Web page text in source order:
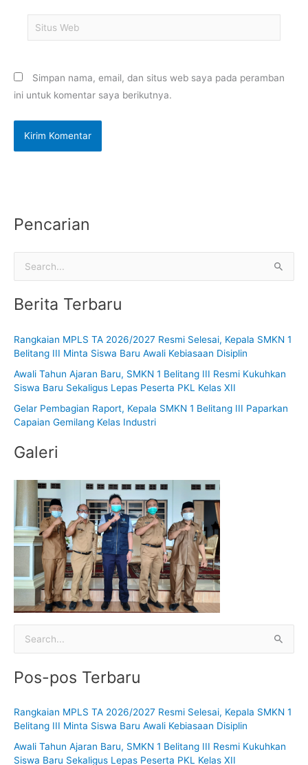
Situs
Web
Simpan nama, email, dan situs web saya pada peramban
ini untuk komentar saya berikutnya.
Pencarian
u
t
k
Berita Terbaru
Rangkaian MPLS TA 2026/2027 Resmi Selesai, Kepala SMKN 1
Belitang III Minta Siswa Baru Awali Kebiasaan Disiplin
Awali Tahun Ajaran Baru, SMKN 1 Belitang III Resmi Kukuhkan
Siswa Baru Sekaligus Lepas Peserta PKL Kelas XII
Gelar Pembagian Raport, Kepala SMKN 1 Belitang III Paparkan
Capaian Gemilang Kelas Industri
Galeri
u
t
Pos-pos Terbaru
Rangkaian MPLS TA 2026/2027 Resmi Selesai, Kepala SMKN 1
Belitang III Minta Siswa Baru Awali Kebiasaan Disiplin
Awali Tahun Ajaran Baru, SMKN 1 Belitang III Resmi Kukuhkan
Siswa Baru Sekaligus Lepas Peserta PKL Kelas XII